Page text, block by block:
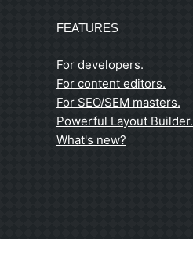
FEATURES
For developers.
For content editors.
For SEO/SEM masters.
Powerful Layout Builder.
What's new?